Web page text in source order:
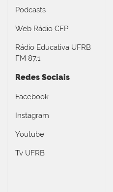
Podcasts
Web Rádio CFP
Rádio Educativa UFRB
FM 87.1
Redes Sociais
Facebook
Instagram
Youtube
Tv UFRB